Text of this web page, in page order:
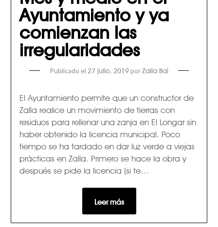
Ayuntamiento y ya
comienzan las
irregularidades
Publicado el 27 julio, 2019 por Zalla Bai
El Ayuntamiento permite que un constructor de
Zalla realice un movimiento de tierras con
residuos para rellenar una zanja en El Longar sin
haber obtenido la licencia municipal. Poco
tiempo se ha tardado en dar luz verde a viejas
prácticas en Zalla. Primero se hace la obra y
después se pide la licencia (si te…
Leer más